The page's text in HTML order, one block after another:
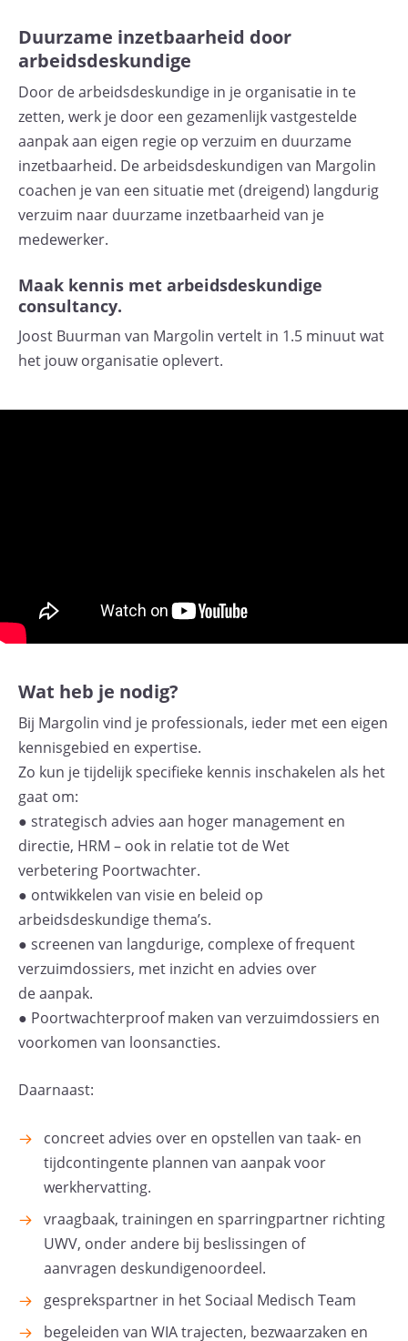
Duurzame inzetbaarheid door
arbeidsdeskundige
Door de arbeidsdeskundige in je organisatie in te
zetten, werk je door een gezamenlijk vastgestelde
aanpak aan eigen regie op verzuim en duurzame
inzetbaarheid. De arbeidsdeskundigen van Margolin
coachen je van een situatie met (dreigend) langdurig
verzuim naar duurzame inzetbaarheid van je
medewerker.
Maak kennis met arbeidsdeskundige
consultancy.
Joost Buurman van Margolin vertelt in 1.5 minuut wat
het jouw organisatie oplevert.
Wat heb je nodig?
Bij Margolin vind je professionals, ieder met een eigen
kennisgebied en expertise.
Zo kun je tijdelijk specifieke kennis inschakelen als het
gaat om:
● strategisch advies aan hoger management en
directie, HRM – ook in relatie tot de Wet
verbetering Poortwachter.
● ontwikkelen van visie en beleid op
arbeidsdeskundige thema’s.
● screenen van langdurige, complexe of frequent
verzuimdossiers, met inzicht en advies over
de aanpak.
● Poortwachterproof maken van verzuimdossiers en
voorkomen van loonsancties.
Daarnaast:
concreet advies over en opstellen van taak- en
tijdcontingente plannen van aanpak voor
werkhervatting.
vraagbaak, trainingen en sparringpartner richting
UWV, onder andere bij beslissingen of
aanvragen deskundigenoordeel.
gesprekspartner in het Sociaal Medisch Team
begeleiden van WIA trajecten, bezwaarzaken en